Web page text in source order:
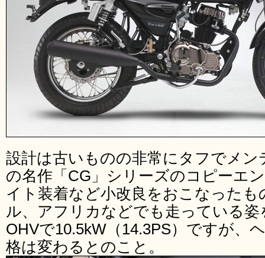
設計は古いものの非常にタフでメ
の名作「CG」シリーズのコピーエ
イト装着など小改良をおこなったも
ル、アフリカなどでも走っている
OHVで10.5kW（14.3PS）ですが、
格は変わるとのこと。